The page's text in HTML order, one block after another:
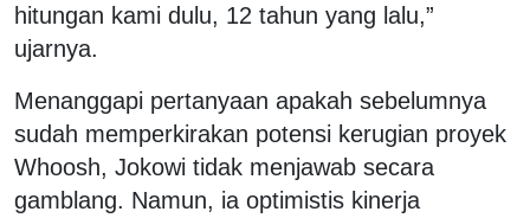
hitungan kami dulu, 12 tahun yang lalu,”
ujarnya.
Menanggapi pertanyaan apakah sebelumnya
sudah memperkirakan potensi kerugian proyek
Whoosh, Jokowi tidak menjawab secara
gamblang. Namun, ia optimistis kinerja